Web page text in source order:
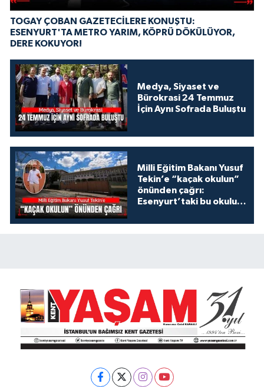
TOGAY ÇOBAN GAZETECİLERE KONUŞTU:
ESENYURT'TA METRO YARIM, KÖPRÜ DÖKÜLÜYOR,
DERE KOKUYOR!
Medya, Siyaset ve
Bürokrasi 24 Temmuz
İçin Aynı Sofrada Buluştu
Milli Eğitim Bakanı Yusuf
Tekin’e “kaçak okulun”
önünden çağrı:
Esenyurt’taki bu okulu